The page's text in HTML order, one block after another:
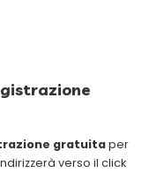
gratuitaper
verso il click